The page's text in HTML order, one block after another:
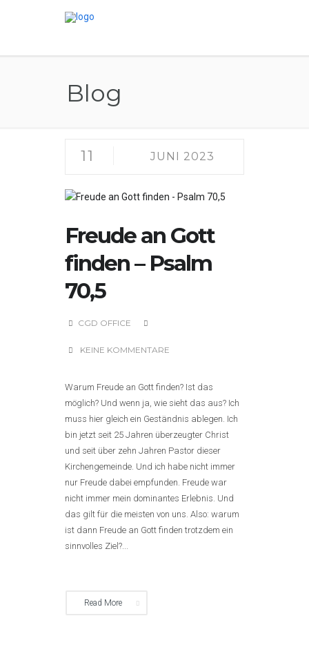
Blog
11 JUNI 2023
Freude an Gott
finden – Psalm
70,5
CGD OFFICE
KEINE KOMMENTARE
Warum Freude an Gott finden? Ist das
möglich? Und wenn ja, wie sieht das aus? Ich
muss hier gleich ein Geständnis ablegen. Ich
bin jetzt seit 25 Jahren überzeugter Christ
und seit über zehn Jahren Pastor dieser
Kirchengemeinde. Und ich habe nicht immer
nur Freude dabei empfunden. Freude war
nicht immer mein dominantes Erlebnis. Und
das gilt für die meisten von uns. Also: warum
ist dann Freude an Gott finden trotzdem ein
sinnvolles Ziel?...
Read More